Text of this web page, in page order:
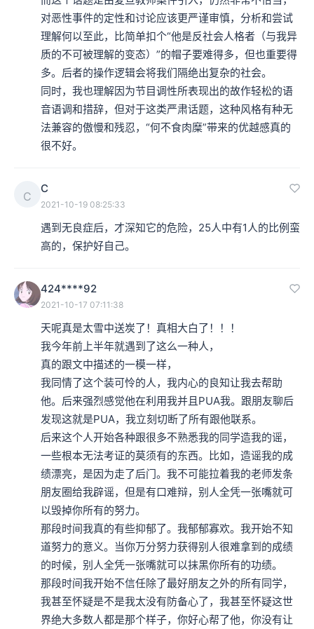
对恶性事件的定性和讨论应该更严谨审慎，分析和尝试
理解何以至此，比简单扣个“他是反社会人格者（与我异
质的不可被理解的变态）”的帽子要难得多，但也重要得
多。后者的操作逻辑会将我们隔绝出复杂的社会。
同时，我也理解因为节目调性所表现出的故作轻松的语
音语调和措辞，但对于这类严肃话题，这种风格有种无
法兼容的傲慢和残忍，“何不食肉糜”带来的优越感真的
很不好。
C
C
2021-10-19 08:25:33
遇到无良症后，才深知它的危险，25人中有1人的比例蛮
高的，保护好自己。
424****92
2021-10-17 07:11:38
天呢真是太雪中送炭了！真相大白了！！！
我今年前上半年就遇到了这么一种人，
真的跟文中描述的一模一样，
我同情了这个装可怜的人，我内心的良知让我去帮助
他。后来强烈感觉他在利用我并且PUA我。跟朋友聊后
发现这就是PUA，我立刻切断了所有跟他联系。
后来这个人开始各种跟很多不熟悉我的同学造我的谣，
一些根本无法考证的莫须有的东西。比如，造谣我的成
绩漂亮，是因为走了后门。我不可能拉着我的老师发条
朋友圈给我辟谣，但是有口难辩，别人全凭一张嘴就可
以毁掉你所有的努力。
那段时间我真的有些抑郁了。我郁郁寡欢。我开始不知
道努力的意义。当你万分努力获得别人很难拿到的成绩
的时候，别人全凭一张嘴就可以抹黑你所有的功绩。
那段时间我开始不信任除了最好朋友之外的所有同学，
我甚至怀疑是不是我太没有防备心了，我甚至怀疑这世
界绝大多数人都是那个样子，你好心帮了他，你没有让